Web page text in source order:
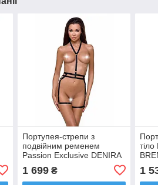
Портупея-стрепи з
подвійним ременем
Passion Exclusive DENIRA
1 699₴ 1